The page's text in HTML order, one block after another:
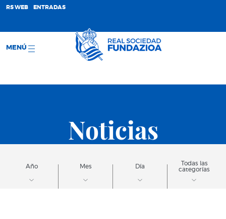
RS WEB ENTRADAS
MENÚ
Noticias
Año Mes Día
Todas las
categorías